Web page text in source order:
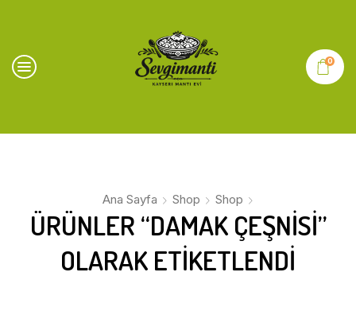
0
Ana Sayfa Shop Shop
ÜRÜNLER “DAMAK ÇEŞNISI”
OLARAK ETIKETLENDI